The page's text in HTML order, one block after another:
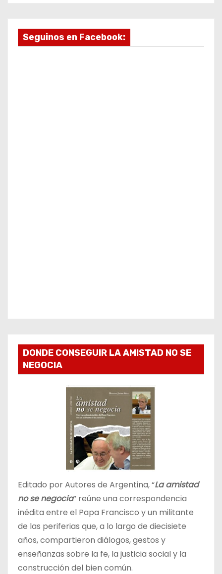
Seguinos en Facebook:
DONDE CONSEGUIR LA AMISTAD NO SE
NEGOCIA
Editado por Autores de Argentina, “La amistad
no se negocia” reúne una correspondencia
inédita entre el Papa Francisco y un militante
de las periferias que, a lo largo de diecisiete
años, compartieron diálogos, gestos y
enseñanzas sobre la fe, la justicia social y la
construcción del bien común.